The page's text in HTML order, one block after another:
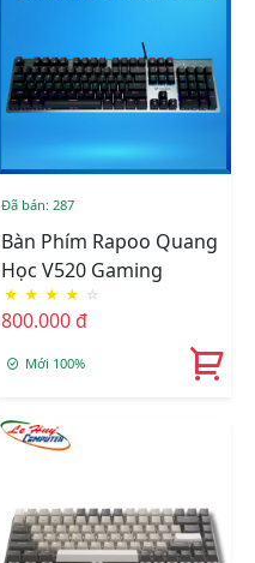
Đã bán: 287
Bàn Phím Rapoo Quang
Học V520 Gaming
★ ★ ★ ★ ☆
800.000 đ
Mới 100%